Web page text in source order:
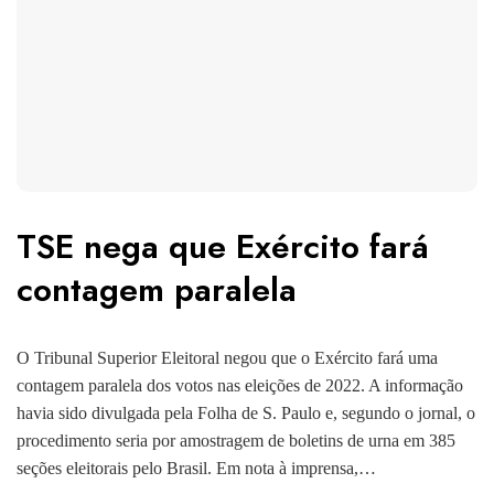
TSE nega que Exército fará
contagem paralela
O Tribunal Superior Eleitoral negou que o Exército fará uma
contagem paralela dos votos nas eleições de 2022. A informação
havia sido divulgada pela Folha de S. Paulo e, segundo o jornal, o
procedimento seria por amostragem de boletins de urna em 385
seções eleitorais pelo Brasil. Em nota à imprensa,…